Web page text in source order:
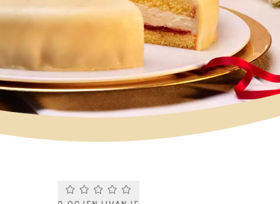
Current rating 0.0. Click to rate.